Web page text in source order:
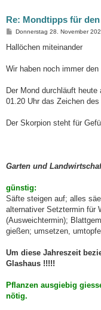
Re: Mondtipps für
B
i
a
Donnerstag 28. November
Hallöchen miteinander
Wir haben noch immer
Der Mond durchläuft
01.20 Uhr das Zeichen des
Der Skorpion steht für
Garten und
günstig:
Säfte steigen auf; alles
alternativer Setztermin für
(Ausweichtermin);
gießen; umsetzen,
Um diese Jahreszeit
Glashaus !!!!!
Pflanzen ausgiebig
nötig.